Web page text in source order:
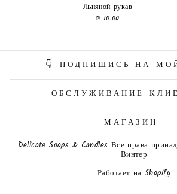
Льняной рукав
10.00 ₪
ПОДПИШИСЬ НА МОЙ
ОБСЛУЖИВАНИЕ
МАГАЗИН
© 2026 Delicate Soaps & Candles Все права
Винтер
Работает на Shopify